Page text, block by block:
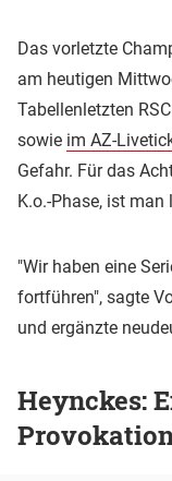
Das vorletzte
am heutigen
Tabellenletzten
sowie im AZ-
Gefahr. Für das
K.o.-Phase, ist
"Wir haben eine
fortführen", sagte
und ergänzte
Heynckes: